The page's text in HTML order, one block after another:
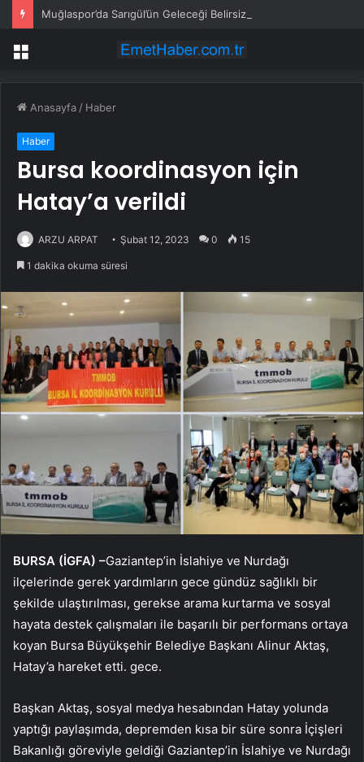
Muğlaspor’da Sarıgül’ün Geleceği Belirsiz
Menü
Anasayfa / Haber
Haber
Bursa koordinasyon için
Hatay’a verildi
ARZU ARPAT Şubat 12, 2023 0 15
1 dakika okuma süresi
BURSA (İGFA) –Gaziantep’in İslahiye ve Nurdağı
ilçelerinde gerek yardımların gece gündüz sağlıklı bir
şekilde ulaştırılması, gerekse arama kurtarma ve sosyal
hayata destek çalışmaları ile başarılı bir performans ortaya
koyan Bursa Büyükşehir Belediye Başkanı Alinur Aktaş,
Hatay’a hareket etti. gece.
Başkan Aktaş, sosyal medya hesabından Hatay yolunda
yaptığı paylaşımda, depremden kısa bir süre sonra İçişleri
Bakanlığı göreviyle geldiği Gaziantep’in İslahiye ve Nurdağı